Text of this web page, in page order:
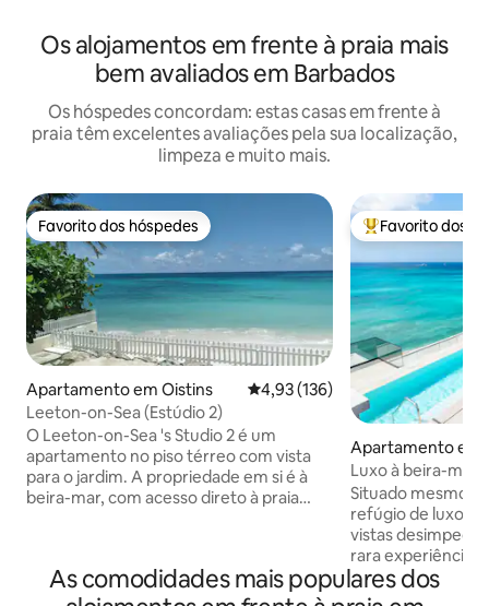
Os alojamentos em frente à praia mais
bem avaliados em Barbados
Os hóspedes concordam: estas casas em frente à
praia têm excelentes avaliações pela sua localização,
limpeza e muito mais.
Favorito dos hóspedes
Favorito dos hóspedes
Apartamento em Oistins Classificação média de 4,93 em
4,93 (136)
Leeton-on-Sea (Estúdio 2)
O Leeton-on-Sea 's Studio 2 é um
apartamento no piso térreo com vista
para o jardim. A propriedade em si é à
beira-mar, com acesso direto à praia
pode ser reservado através do Airbnb.
Os quartos têm portas de conexão que
Favoritos dos
Favorito dos
Apartamento em
Luxo à beira-mar
deslumbrantes
Situado mesmo à
refúgio de luxo
vistas
rara experiência
pisar diretamente
macia.
As comodidades mais populares dos